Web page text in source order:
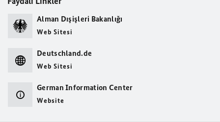
Alman Dışişleri Bakanlığı
Web Sitesi
Deutschland.de
Web Sitesi
German Information Center
Website